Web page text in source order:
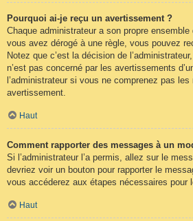
Pourquoi ai-je reçu un avertissement ?
Chaque administrateur a son propre
vous avez dérogé à une règle, vous pouvez
Notez que c’est la décision de
n’est pas concerné par les avertissements
l’administrateur si vous ne comprenez pas
avertissement.
Haut
Comment rapporter des messages à un
Si l’administrateur l’a permis, allez sur le
devriez voir un bouton pour rapporter le
vous accéderez aux étapes nécessaires pour
Haut